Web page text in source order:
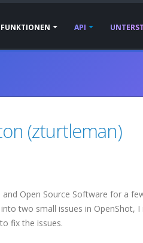
FUNKTIONEN API
(zturtleman)
and Open Source Software for a
two small issues in
fix the issues.